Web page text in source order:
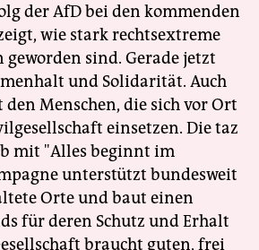
der AfD bei den kommenden
wie stark rechtsextreme
sind. Gerade jetzt
und Solidarität. Auch
Menschen, die sich vor Ort
einsetzen. Die taz
mit "Alles beginnt im
unterstützt bundesweit
Orte und baut einen
für deren Schutz und Erhalt
braucht guten, frei